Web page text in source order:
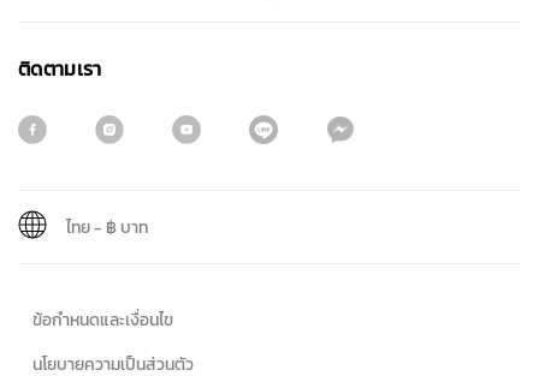
ติดตามเรา
ข้อกำหนดและเงื่อนไข
นโยบายความเป็นส่วนตัว
ไทย- ฿ บาท
ชื่อ